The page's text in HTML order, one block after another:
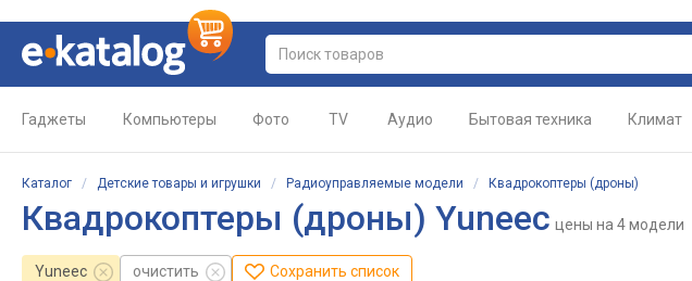
Гаджеты Компьютеры Фото TV Аудио Бытовая техника Климат
Каталог / Детские товары и игрушки / Радиоуправляемые модели / Квадрокоптеры (дроны)
Квадрокоптеры (дроны) Yuneec цены на 4 модели
Yuneec очистить Сохранить список